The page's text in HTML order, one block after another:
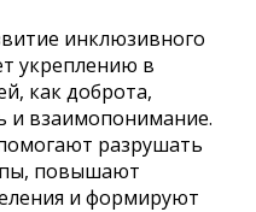
инклюзивного
укреплению в
как доброта,
и взаимопонимание.
разрушать
повышают
и формируют